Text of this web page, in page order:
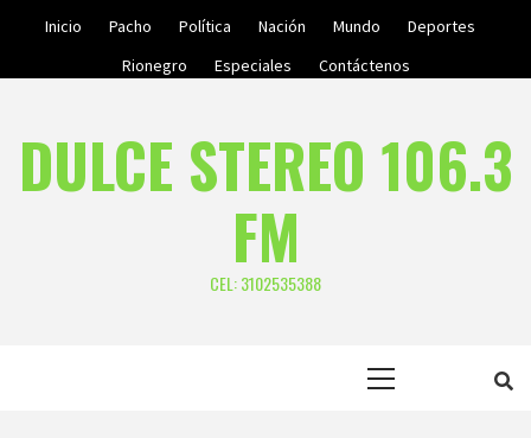
Inicio Pacho Política Nación Mundo
Deportes
Rionegro
Especiales Contáctenos
DULCE STEREO 106.3
FM
CEL: 3102535388